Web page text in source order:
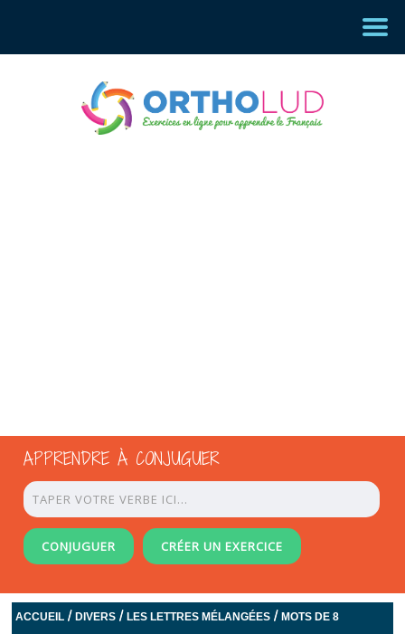
APPRENDRE À CONJUGUER
CONJUGUER CRÉER UN EXERCICE
ACCUEIL /DIVERS /LES LETTRES MÉLANGÉES /MOTS DE 8